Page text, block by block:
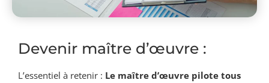
Devenir maître d’œuvre :
L’essentiel à retenir : Le maître d’œuvre pilote tous